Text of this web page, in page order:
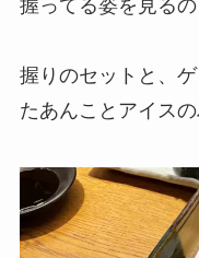
握ってる姿を見る
握りのセットと、
たあんことアイス